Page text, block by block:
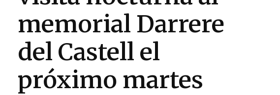
memorial Darrere
del Castell el
próximo martes